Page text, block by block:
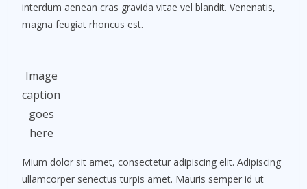
interdum aenean cras gravida vitae vel blandit. Venenatis,
magna feugiat rhoncus est.
Image
caption
goes
here
Mium dolor sit amet, consectetur adipiscing elit. Adipiscing
ullamcorper senectus turpis amet. Mauris semper id ut